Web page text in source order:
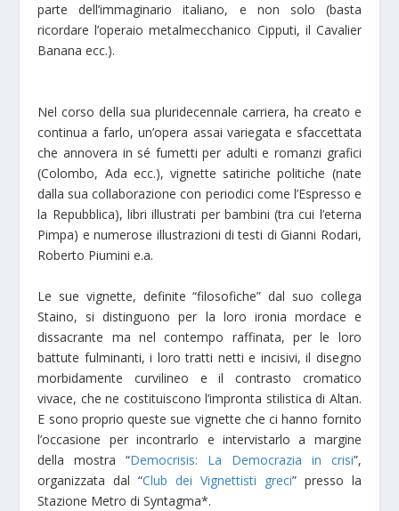
parte dell’immaginario italiano, e non solo (basta
ricordare l’operaio metalmecchanico Cipputi, il Cavalier
Banana ecc.).
Nel corso della sua pluridecennale carriera, ha creato e
continua a farlo, un’opera assai variegata e sfaccettata
che annovera in sé fumetti per adulti e romanzi grafici
(Colombo, Ada ecc.), vignette satiriche politiche (nate
dalla sua collaborazione con periodici come l’Espresso e
la Repubblica), libri illustrati per bambini (tra cui l’eterna
Pimpa) e numerose illustrazioni di testi di Gianni Rodari,
Roberto Piumini e.a.
Le sue vignette, definite “filosofiche” dal suo collega
Staino, si distinguono per la loro ironia mordace e
dissacrante ma nel contempo raffinata, per le loro
battute fulminanti, i loro tratti netti e incisivi, il disegno
morbidamente curvilineo e il contrasto cromatico
vivace, che ne costituiscono l’impronta stilistica di Altan.
E sono proprio queste sue vignette che ci hanno fornito
l’occasione per incontrarlo e intervistarlo a margine
della mostra “Democrisis: La Democrazia in crisi”,
organizzata dal “Club dei Vignettisti greci” presso la
Stazione Metro di Syntagma*.